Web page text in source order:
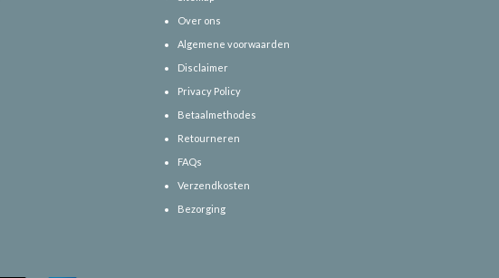
Over ons
Algemene voorwaarden
Disclaimer
Privacy Policy
Betaalmethodes
Retourneren
FAQs
Verzendkosten
Bezorging